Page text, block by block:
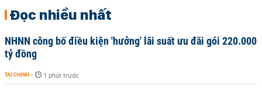
Đọc nhiều nhất
NHNN công bố điều kiện 'hưởng' lãi suất ưu đãi gói 220.000
tỷ đồng
TÀI CHÍNH - 1 phút trước